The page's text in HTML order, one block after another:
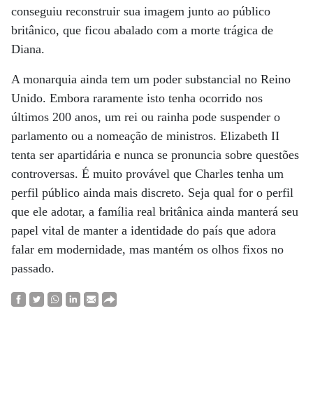
conseguiu reconstruir sua imagem junto ao público
britânico, que ficou abalado com a morte trágica de
Diana.
A monarquia ainda tem um poder substancial no Reino
Unido. Embora raramente isto tenha ocorrido nos
últimos 200 anos, um rei ou rainha pode suspender o
parlamento ou a nomeação de ministros. Elizabeth II
tenta ser apartidária e nunca se pronuncia sobre questões
controversas. É muito provável que Charles tenha um
perfil público ainda mais discreto. Seja qual for o perfil
que ele adotar, a família real britânica ainda manterá seu
papel vital de manter a identidade do país que adora
falar em modernidade, mas mantém os olhos fixos no
passado.